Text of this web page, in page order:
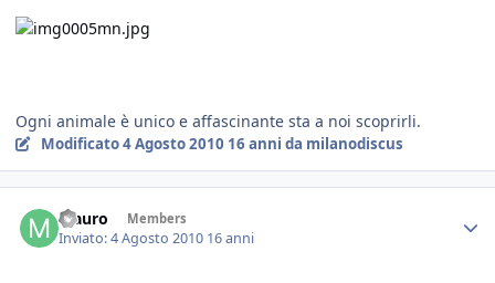
Ogni animale è unico e affascinante sta a noi scoprirli.
Modificato4 Agosto 2010 16 anni da milanodiscus
Mauro Members
Inviato:4 Agosto 2010 16 anni